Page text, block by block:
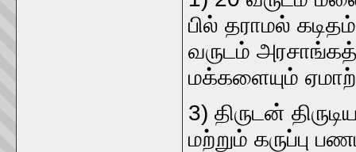
பில் தராமல்
வருடம்
மக்களையும்
3) திருடன்
மற்றும் கருப்பு